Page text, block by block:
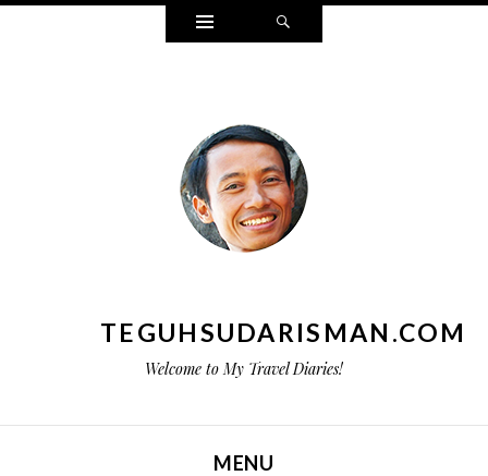
Widgets
TEGUHSUDARISMAN.COM
Welcome to My Travel Diaries!
MENU